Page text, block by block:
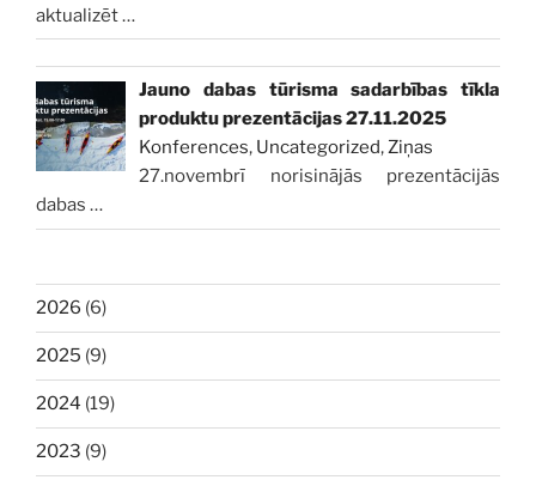
aktualizēt…
Jauno dabas tūrisma sadarbības tīkla
produktu prezentācijas 27.11.2025
Konferences, Uncategorized,Ziņas
27.novembrī norisinājās prezentācijās
dabas …
2026 (6)
2025 (9)
2024 (19)
2023 (9)